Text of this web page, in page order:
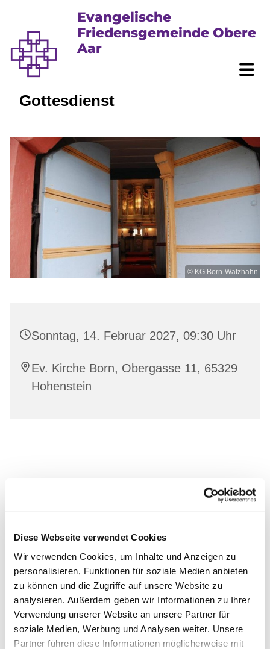
Diese Webseite verwendet Cookies
Wir verwenden Cookies, um Inhalte und Anzeigen zu
personalisieren, Funktionen für soziale Medien anbieten
zu können und die Zugriffe auf unsere Website zu
analysieren. Außerdem geben wir Informationen zu Ihrer
Verwendung unserer Website an unsere Partner für
soziale Medien, Werbung und Analysen weiter. Unsere
Partner führen diese Informationen möglicherweise mit
Evangelische
Friedensgemeinde Obere
Aar
Gottesdienst
© KG Born-Watzhahn
Sonntag, 14. Februar 2027, 09:30 Uhr
Ev. Kirche Born, Obergasse 11, 65329
Hohenstein